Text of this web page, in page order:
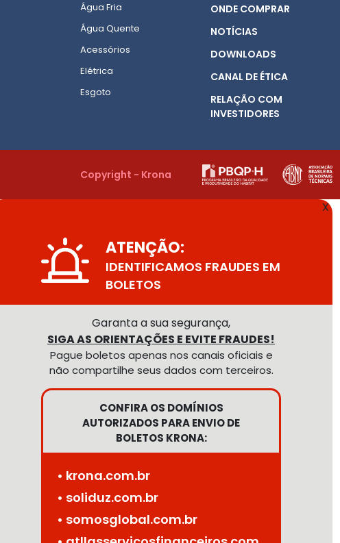
Água Fria
Água Quente
Acessórios
Elétrica
Esgoto
ONDE COMPRAR
NOTÍCIAS
DOWNLOADS
CANAL DE ÉTICA
RELAÇÃO COM
INVESTIDORES
Copyright - Krona
X
ATENÇÃO:
IDENTIFICAMOS FRAUDES EM
BOLETOS
Garanta a sua segurança,
SIGA AS ORIENTAÇÕES E EVITE FRAUDES!
Pague boletos apenas nos canais oficiais e
não compartilhe seus dados com terceiros.
CONFIRA OS DOMÍNIOS
AUTORIZADOS PARA ENVIO DE
BOLETOS KRONA:
• krona.com.br
• soliduz.com.br
• somosglobal.com.br